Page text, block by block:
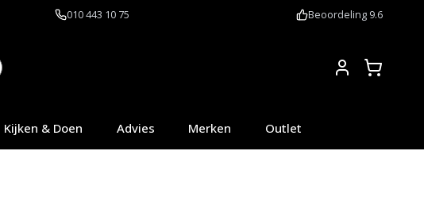
010 443 10 75 Beoordeling 9.6
Kijken & Doen Advies Merken Outlet